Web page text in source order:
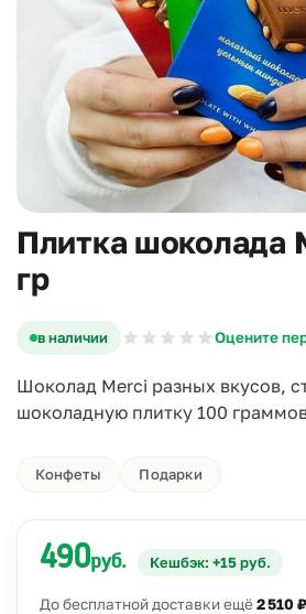
Плитка шоколада
гр
в наличии Оцените
Шоколад Merci разных вкусов,
шоколадную плитку 100
Конфеты Подарки
490руб. Кешбэк: +15 руб.
До бесплатной доставки ещё2 510 ₽